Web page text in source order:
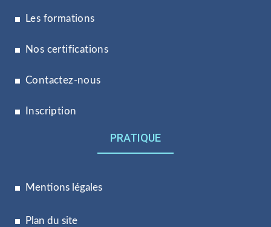
Les formations
Nos certifications
Contactez-nous
Inscription
PRATIQUE
Mentions légales
Plan du site